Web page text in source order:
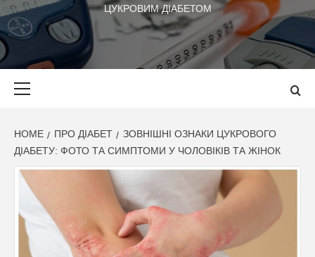
ЦУКРОВИМ ДІАБЕТОМ
HOME ПРО ДІАБЕТ
ЗОВНІШНІ ОЗНАКИ ЦУКРОВОГО
ДІАБЕТУ: ФОТО ТА СИМПТОМИ У ЧОЛОВІКІВ ТА ЖІНОК